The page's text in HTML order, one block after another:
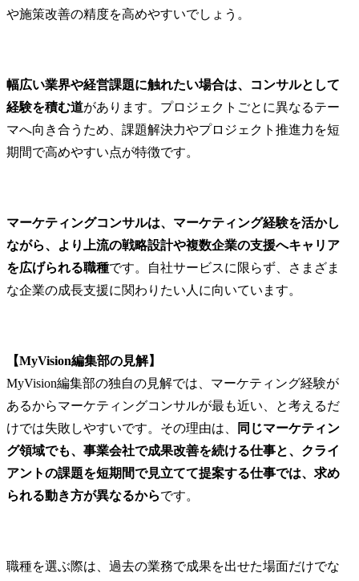
や施策改善の精度を高めやすいでしょう。
幅広い業界や経営課題に触れたい場合は、コンサルとして
経験を積む道があります。プロジェクトごとに異なるテー
マへ向き合うため、課題解決力やプロジェクト推進力を短
期間で高めやすい点が特徴です。
マーケティングコンサルは、マーケティング経験を活かし
ながら、より上流の戦略設計や複数企業の支援へキャリア
を広げられる職種です。自社サービスに限らず、さまざま
な企業の成長支援に関わりたい人に向いています。
【MyVision編集部の見解】
MyVision編集部の独自の見解では、マーケティング経験が
あるからマーケティングコンサルが最も近い、と考えるだ
けでは失敗しやすいです。その理由は、
同じマーケティン
グ領域でも、事業会社で成果改善を続ける仕事と、クライ
アントの課題を短期間で見立てて提案する仕事では、求め
られる動き方が異なるからです。
職種を選ぶ際は、過去の業務で成果を出せた場面だけでな